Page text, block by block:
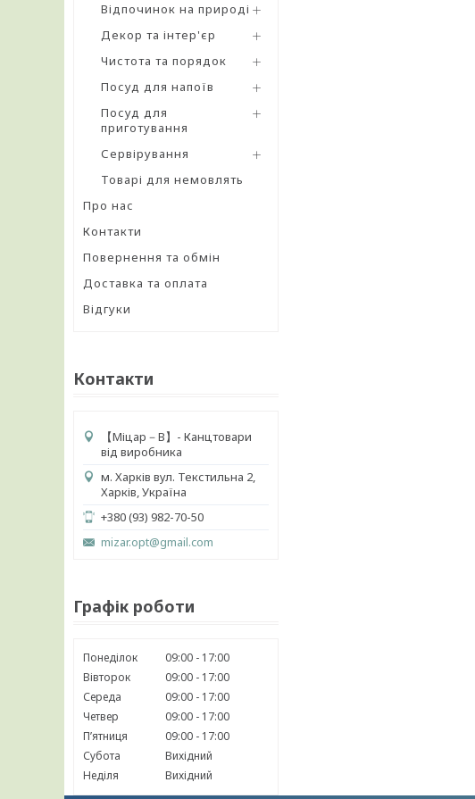
Відпочинок на природі
Декор та інтер'єр
Чистота та порядок
Посуд для напоїв
Посуд для
приготування
Сервірування
Товарі для немовлять
Про нас
Контакти
Повернення та обмін
Доставка та оплата
Відгуки
Контакти
【 Міцар－В】- Канцтовари
від виробника
м. Харків вул. Текстильна 2,
Харків, Україна
+380 (93) 982-70-50
mizar.opt@gmail.com
Графік роботи
Понеділок 09:00
17:00
Вівторок
09:00
17:00
Середа
09:00
17:00
Четвер
09:00
17:00
Пʼятниця
09:00
17:00
Субота
Вихідний
Неділя
Вихідний